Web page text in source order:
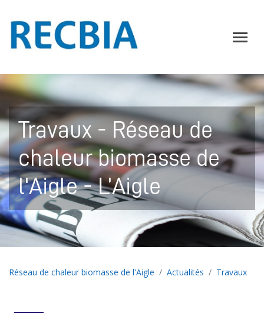
Travaux - Réseau de
chaleur biomasse de
l'Aigle - L’Aigle
Réseau de chaleur biomasse de l'Aigle Actualités Travaux